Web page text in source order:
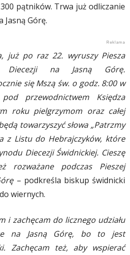
pątników. Trwa już odliczanie
Górę.
już po raz 22. wyruszy Piesza
Diecezji na Jasną Górę.
się Mszą św. o godz. 8:00 w
przewodnictwem Księdza
roku pielgrzymom oraz całej
towarzyszyć słowa „Patrzmy
z Listu do Hebrajczyków, które
Diecezji Świdnickiej. Cieszę
rozważane podczas Pieszej
– podkreśla biskup świdnicki
wiernych.
i zachęcam do licznego udziału
na Jasną Górę, bo to jest
Zachęcam też, aby wspierać